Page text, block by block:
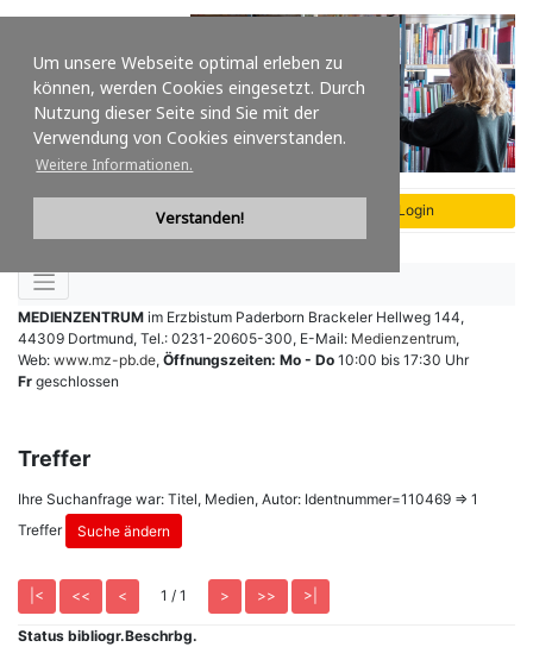
Um unsere Webseite optimal erleben zu
können, werden Cookies eingesetzt. Durch
Nutzung dieser Seite sind Sie mit der
Verwendung von Cookies einverstanden.
Weitere Informationen.
Verstanden!
MEDIENZENTRUM im Erzbistum Paderborn Brackeler Hellweg 144,
44309 Dortmund, Tel.: 0231-20605-300, E-Mail: Medienzentrum,
Web: www.mz-pb.de, Öffnungszeiten: Mo - Do 10:00 bis 17:30 Uhr
Fr geschlossen
Treffer
Ihre Suchanfrage war: Titel, Medien, Autor: Identnummer=110469 ⇒ 1
Treffer
1 / 1
Status bibliogr.Beschrbg.